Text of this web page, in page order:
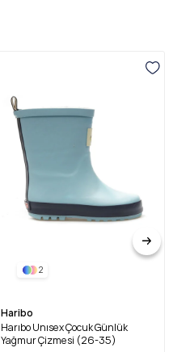
2
Haribo
Harıbo Unısex Çocuk Günlük
Yağmur Çizmesi (26-35)